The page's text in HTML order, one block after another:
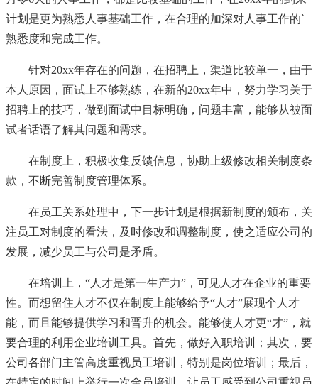
计划是更为熟悉人事基础工作，在合理的加深对人事工作的`
熟悉度和完成工作。
针对20xx年存在的问题，在招聘上，渠道比较单一，由于
本人原因，面试上不够熟练，在新的20xx年中，努力学习关于
招聘上的技巧，做到面试中目标明确，问题丰富，能够从被面
试者话语了解其问题和需求。
在制度上，积极收集反馈信息，协助上级修改相关制度条
款，不断完善制度管理体系。
在员工关系处理中，下一步计划是根据新制度的颁布，关
注员工对制度的看法，及时修改和调整制度，使之适应公司的
发展，减少员工与公司是矛盾。
在培训上，“人才是第一生产力”，可见人才在企业的重要
性。而想留住人才不仅在制度上能够给予“人才”展现个人才
能，而且能够提供学习和晋升的机会。能够使人才更“才”，就
要合理的利用企业培训工具。首先，做好入职培训；其次，要
公司各部门主管高度重视员工培训，特别是岗位培训；最后，